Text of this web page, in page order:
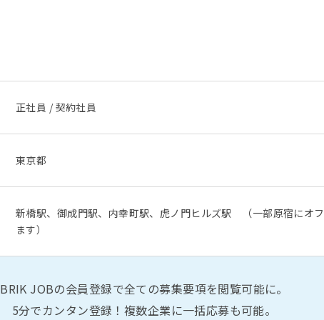
正社員 / 契約社員
東京都
新橋駅、御成門駅、内幸町駅、虎ノ門ヒルズ駅 （一部原宿にオ
ます）
BRIK JOBの会員登録で全ての募集要項を閲覧可能に。
5分でカンタン登録！複数企業に一括応募も可能。